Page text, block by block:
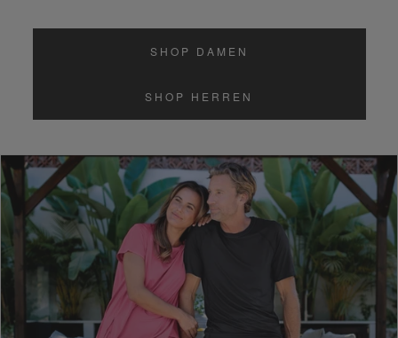
SHOP DAMEN
SHOP HERREN